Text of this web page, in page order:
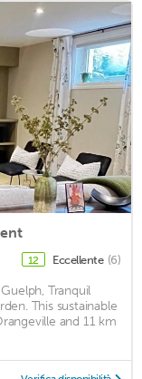
12 Eccellente (6)
Tranquil
This sustainable
and 11 km